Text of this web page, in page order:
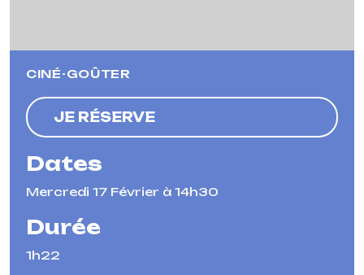
CINÉ-GOÛTER
JE RÉSERVE
Dates
Mercredi 17 Février à 14h30
Durée
1h22